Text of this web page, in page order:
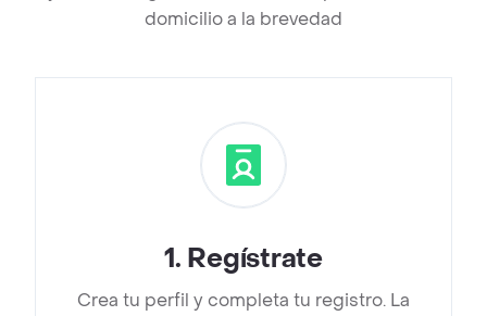
domicilio a la brevedad
1. Regístrate
Crea tu perfil y completa tu registro. La